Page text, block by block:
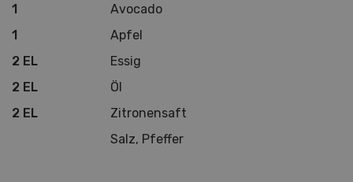
1
Avocado
1
Apfel
2 EL
Essig
2 EL
Öl
2 EL
Zitronensaft
Salz, Pfeffer